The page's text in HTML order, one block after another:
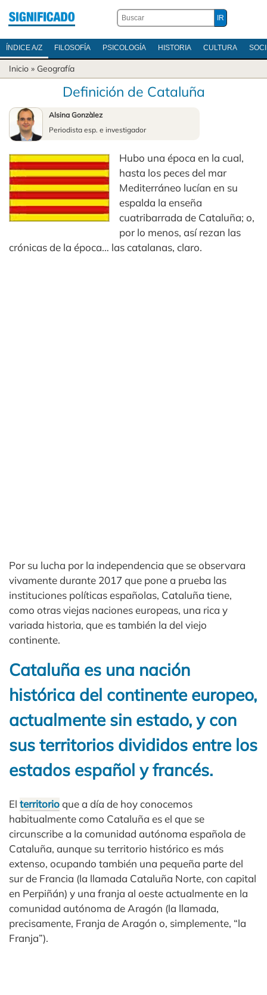
ÍNDICE A/Z FILOSOFÍA PSICOLOGÍA HISTORIA CULTURA
Inicio » Geografía
Definición de Cataluña
Alsina Gonzàlez
Periodista esp. e investigador
Hubo una época en la cual,
hasta los peces del mar
Mediterráneo lucían en su
espalda la enseña
cuatribarrada de Cataluña; o,
por lo menos, así rezan las
crónicas de la época… las catalanas, claro.
Por su lucha por la independencia que se observara
vivamente durante 2017 que pone a prueba las
instituciones políticas españolas, Cataluña tiene,
como otras viejas naciones europeas, una rica y
variada historia, que es también la del viejo
continente.
Cataluña es una nación
histórica del continente europeo,
actualmente sin estado, y con
sus territorios divididos entre los
estados español y francés.
El territorioque a día de hoy conocemos
habitualmente como Cataluña es el que se
circunscribe a la comunidad autónoma española de
Cataluña, aunque su territorio histórico es más
extenso, ocupando también una pequeña parte del
sur de Francia (la llamada Cataluña Norte, con capital
en Perpiñán) y una franja al oeste actualmente en la
comunidad autónoma de Aragón (la llamada,
precisamente, Franja de Aragón o, simplemente, “la
Franja”).